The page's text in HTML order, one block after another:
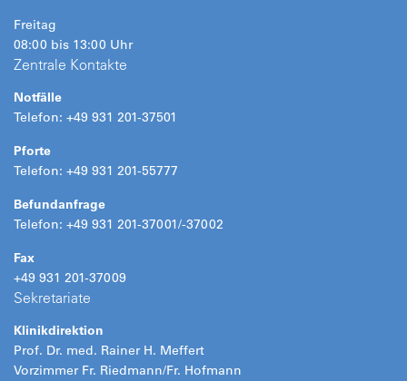
Freitag
08:00 bis 13:00 Uhr
Zentrale Kontakte
Notfälle
Telefon: +49 931 201-37501
Pforte
Telefon: +49 931 201-55777
Befundanfrage
Telefon: +49 931 201-37001/-37002
Fax
+49 931 201-37009
Sekretariate
Klinikdirektion
Prof. Dr. med. Rainer H. Meffert
Vorzimmer Fr. Riedmann/Fr. Hofmann